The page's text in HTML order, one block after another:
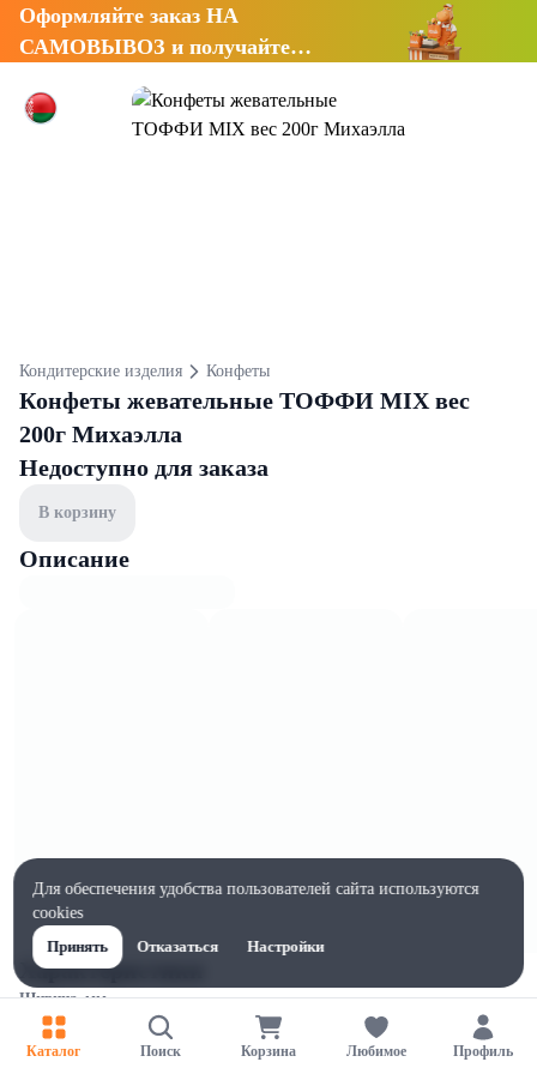
Оформляйте заказ НА
САМОВЫВОЗ и получайте
Кондитерские изделия Конфеты
Конфеты жевательные ТОФФИ MIX вес
200г Михаэлла
Недоступно для заказа
В корзину
Описание
Характеристики
Ширина, мм
130
Высота, мм
Каталог Поиск Корзина Любимое Профиль
Для обеспечения удобства пользователей сайта используются
cookies
Принять
Отказаться Настройки